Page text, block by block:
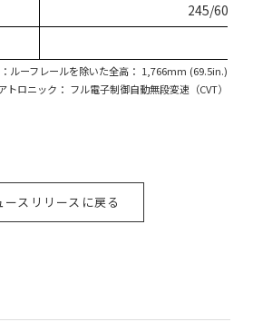
245/60
ルーフレールを除いた全高： 1,766mm (69.5in.)
トロニック： フル電子制御自動無段変速（CVT）
ースリリースに戻る